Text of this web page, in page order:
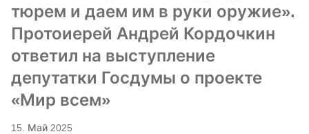
тюрем и даем им в руки оружие».
Протоиерей Андрей Кордочкин
ответил на выступление
депутатки Госдумы о проекте
«Мир всем»
15. Май 2025